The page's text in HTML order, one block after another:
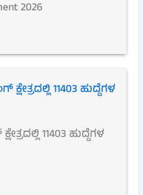
2026
11403 ಹುದ್ದೆಗಳ